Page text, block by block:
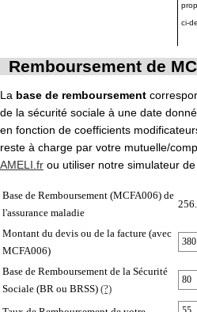
ci-
Remboursement de
La base de remboursement
de la sécurité sociale à une date
en fonction de coefficients
reste à charge par votre mutuelle/
AMELI.fr ou utiliser notre simulateur
Base de Remboursement (MCFA006) de
l'assurance maladie
Montant du devis ou de la facture (avec
MCFA006)
Base de Remboursement de la Sécurité
Sociale (BR ou BRSS) (?)